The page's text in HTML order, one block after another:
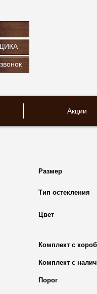
Акции
Размер
Тип остекления
Цвет
Комплект с
Комплект с
Порог